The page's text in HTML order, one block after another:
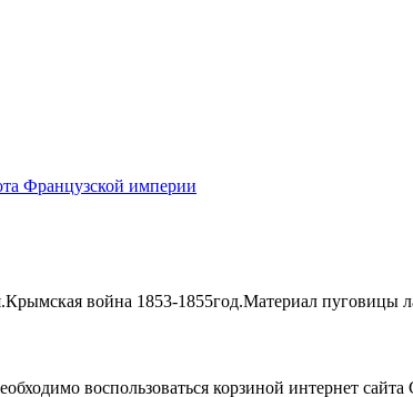
Французской империи
война 1853-1855год.Материал
воспользоваться корзиной интернет